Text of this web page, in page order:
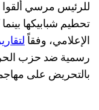
للرئيس مرسي
تحطيم شبابيكها
الإعلامي، وفقاً
رسمية ضد حزب
بالتحريض على